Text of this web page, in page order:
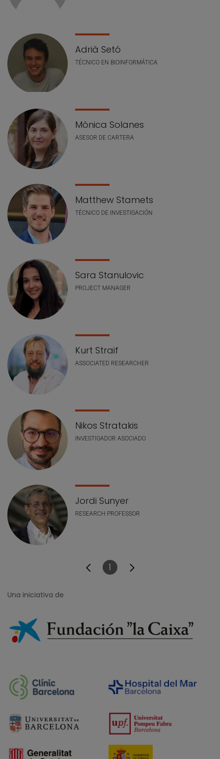
Adrià Setó
TÉCNICO EN BIOINFORMÁTICA
Mònica Solanes
ASESOR DE CARTERA
Matthew Stamets
TÉCNICO DE INVESTIGACIÓN
Sara Stanulovic
PROJECT MANAGER
Kurt Straif
ASSOCIATED RESEARCHER
Nikos Stratakis
INVESTIGADOR ASOCIADO
Jordi Sunyer
RESEARCH PROFESSOR
Página
1
Una iniciativa de